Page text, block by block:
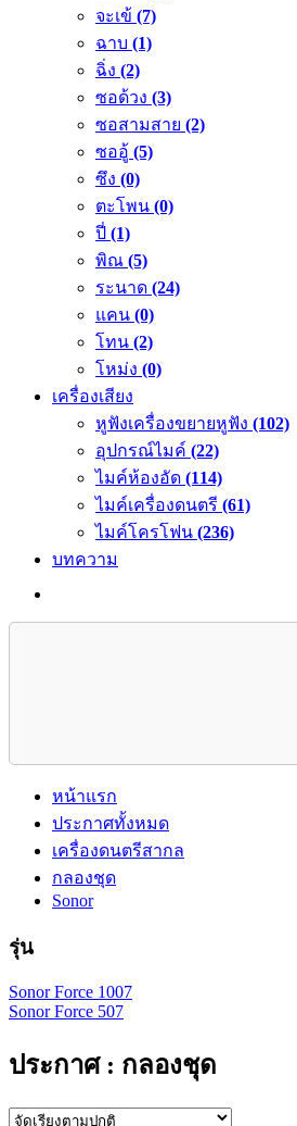
จะเข้ (7)
ฉาบ (1)
ฉิ่ง (2)
ซอด้วง (3)
ซอสามสาย (2)
ซออู้ (5)
ซึง (0)
ตะโพน (0)
ปี่ (1)
พิณ (5)
ระนาด (24)
แคน (0)
โทน (2)
โหม่ง (0)
เครื่องเสียง
หูฟังเครื่องขยายหูฟัง (102)
อุปกรณ์ไมค์ (22)
ไมค์ห้องอัด (114)
ไมค์เครื่องดนตรี (61)
ไมค์โครโฟน (236)
บทความ
หน้าแรก
ประกาศทั้งหมด
เครื่องดนตรีสากล
กลองชุด
Sonor
รุ่น
Sonor Force 1007
Sonor Force 507
ประกาศ : กลองชุด